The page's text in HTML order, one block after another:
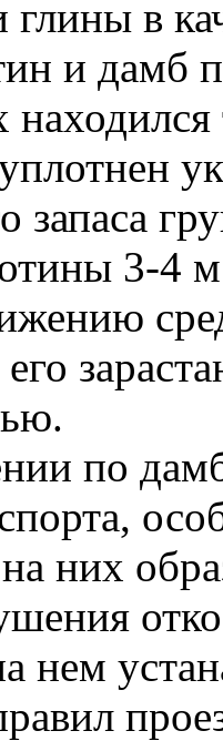
глины в
и дамб
запаса
3-4
по
них
нем